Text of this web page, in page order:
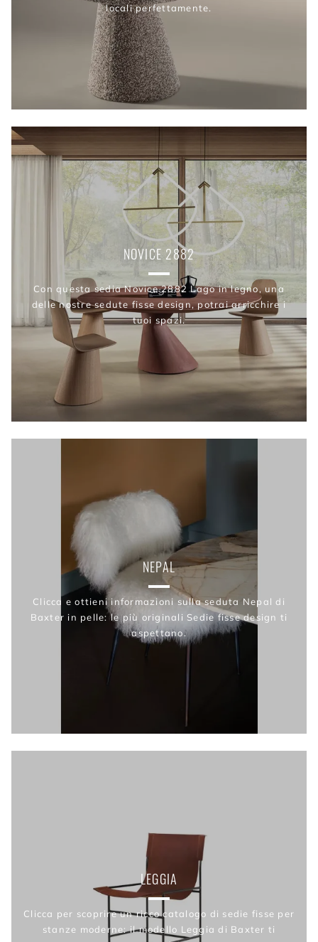
locali perfettamente.
NOVICE 2882
Con questa sedia Novice 2882 Lago in legno, una
delle nostre sedute fisse design, potrai arricchire i
tuoi spazi.
NEPAL
Clicca e ottieni informazioni sulla seduta Nepal di
Baxter in pelle: le più originali Sedie fisse design ti
aspettano.
LEGGIA
Clicca per scoprire un ricco catalogo di sedie fisse per
stanze moderne: il modello Leggia di Baxter ti